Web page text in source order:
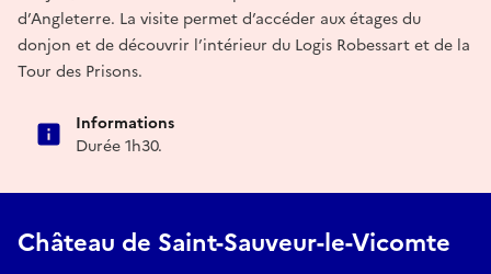
d’Angleterre. La visite permet d’accéder aux étages du
donjon et de découvrir l’intérieur du Logis Robessart et de la
Tour des Prisons.
Informations
Durée 1h30.
Château de Saint-Sauveur-le-Vicomte